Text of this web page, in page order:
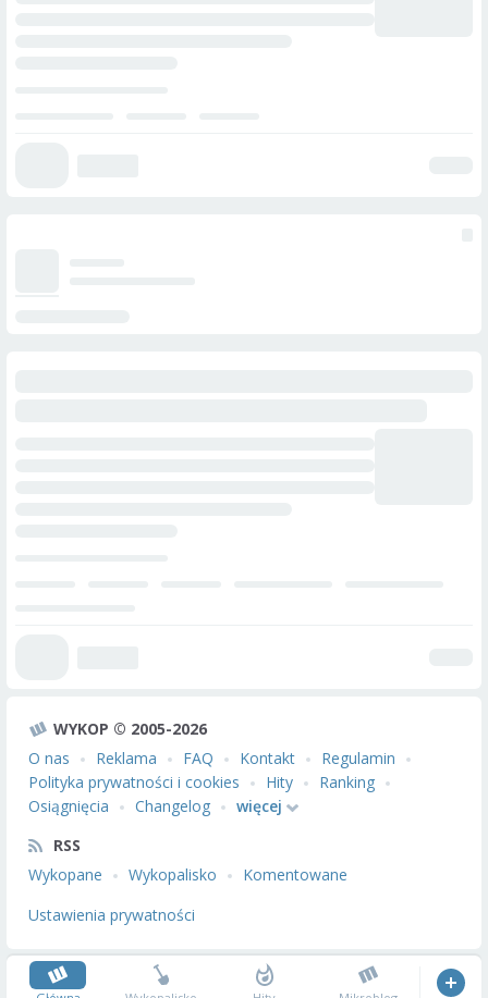
WYKOP © 2005-2026
O nas
Reklama FAQ Kontakt
Regulamin
Polityka prywatności i cookies
Hity
Ranking
Osiągnięcia
Changelog
więcej
RSS
Wykopane
Wykopalisko
Komentowane
Ustawienia prywatności